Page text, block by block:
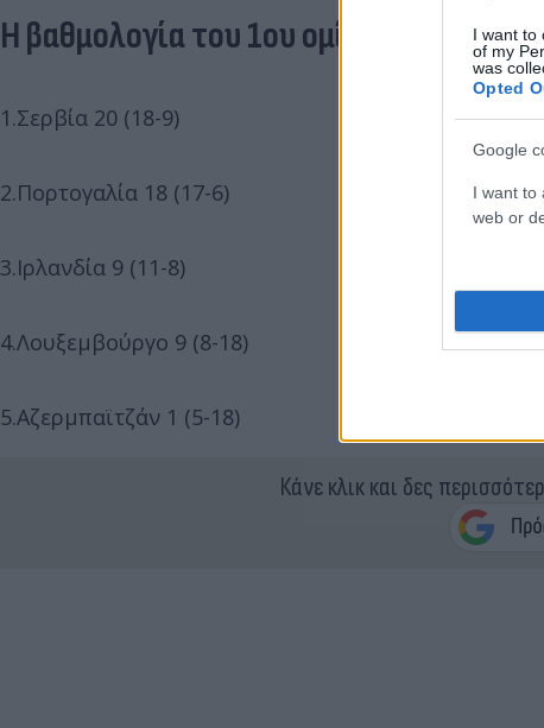
I want to
of my
was
Opted
Google
I want to
web or
Η βαθμολογία του 1ου ομίλου
1.Σερβία 20 (18-9)
2.Πορτογαλία 18 (17-6)
3.Ιρλανδία 9 (11-8)
4.Λουξεμβούργο 9 (8-18)
5.Αζερμπαϊτζάν 1 (5-18)
Κάνε κλικ και δες